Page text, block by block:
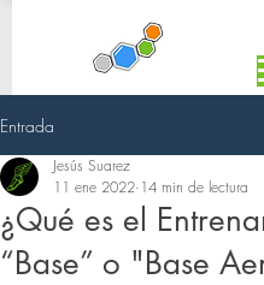
Entrada
¿Qué es el
“Base” o "Base
Jesús Suarez
11 ene 2022 14 min de lectura